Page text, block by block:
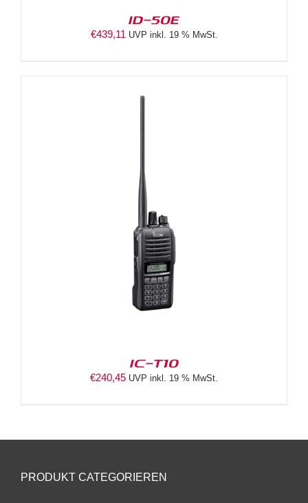
ID-50E
€439,11 UVP inkl. 19 % MwSt.
IC-T10
€240,45 UVP inkl. 19 % MwSt.
PRODUKT CATEGORIEREN